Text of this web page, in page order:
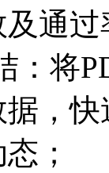
通过
：将
，
；